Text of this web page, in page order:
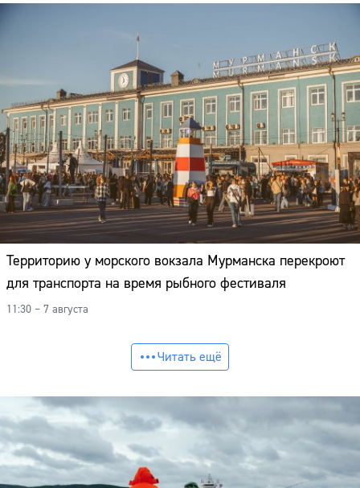
Территорию у морского вокзала Мурманска перекроют
для транспорта на время рыбного фестиваля
11:30 – 7 августа
Читать ещё